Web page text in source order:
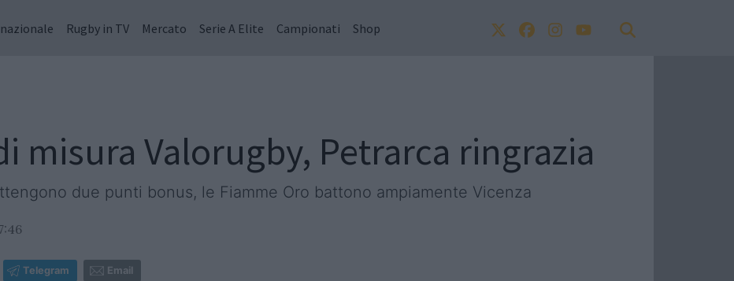
Rugby in TV Mercato Serie A Elite Campionati Shop
misura Valorugby, Petrarca ringrazia
due punti bonus, le Fiamme Oro battono ampiamente Vicenza
Telegram Email